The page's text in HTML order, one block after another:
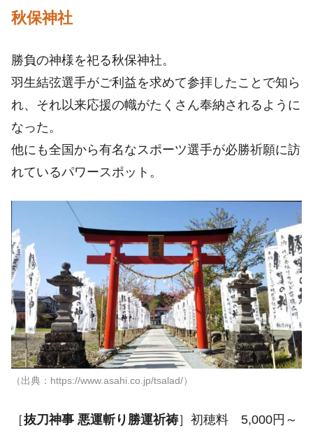
秋保神社
勝負の神様を祀る秋保神社。
羽生結弦選手がご利益を求めて参拝したことで知ら
れ、それ以来応援の幟がたくさん奉納されるように
なった。
他にも全国から有名なスポーツ選手が必勝祈願に訪
れているパワースポット。
（出典：https://www.asahi.co.jp/tsalad/）
［抜刀神事 悪運斬り勝運祈祷］初穂料 5,000円～